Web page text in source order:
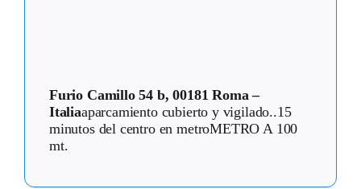
Furio Camillo 54 b, 00181 Roma –
Italiaaparcamiento cubierto y vigilado..15
minutos del centro en metroMETRO A 100
mt.